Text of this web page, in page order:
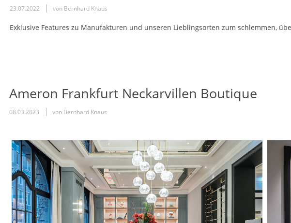
23.07.2022 von Bernhard Knaus
Exklusive Features zu Manufakturen und unseren Lieblingsorten zum schlemmen,
Ameron Frankfurt Neckarvillen Boutique
08.03.2023 von Bernhard Knaus